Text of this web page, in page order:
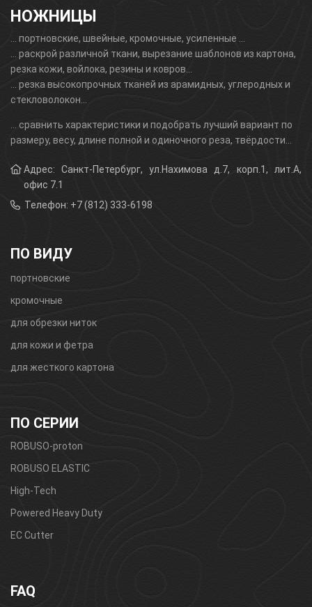
НОЖНИЦЫ
... портновскиe, швейные, кромочные, усиленные ...
... раскрой различной ткани, вырезание шаблонов из картона,
резка кожи, войлока, резины и ковров...
... резка высокопрочных тканей из арамидных, углеродных и
стекловолокон...
... сравнить характеристики и подобрать лучший вариант по
размеру, весу, длине полной и одиночного реза, твёрдости...
Адрес: Санкт-Петербург, ул.Нахимова д.7, корп.1, лит.А,
офис 7.1
Телефон: +7 (812) 333-6198
ПО ВИДУ
портновские
кромочные
для обрезки ниток
для кожи и фетра
для жесткого картона
ПО СЕРИИ
ROBUSO-proton
ROBUSO ELASTIC
High-Tech
Powered Heavy Duty
EC Cutter
FAQ